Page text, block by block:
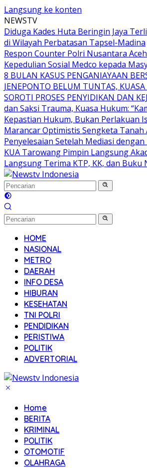
Langsung ke konten
NEWSTV
Diduga Kades Huta Beringin Jaya
di Wilayah Perbatasan Tapsel-Madina
Respon Counter Polri Nusantara
Kepedulian Sosial Medco kepada
8 BULAN KASUS PENGANIAYAAN
JENEPONTO BELUM TUNTAS,
SOROTI PROSES PENYIDIKAN DAN
dan Saksi Trauma, Kuasa Hukum:
Kepastian Hukum, Bukan Perlakuan
Marancar Optimistis Sengketa Tanah
Penyelesaian Setelah Mediasi dengan
KUA Tarowang Pimpin Langsung
Langsung Terima KTP, KK, dan Buku
HOME
NASIONAL
METRO
DAERAH
INFO DESA
HIBURAN
KESEHATAN
TNI POLRI
PENDIDIKAN
PERISTIWA
POLITIK
ADVERTORIAL
Home
BERITA
KRIMINAL
POLITIK
OTOMOTIF
OLAHRAGA